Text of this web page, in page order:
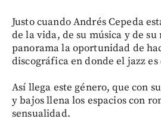
Justo cuando Andrés Cepeda
de la vida, de su música y de
panorama la oportunidad de
discográfica en donde el jazz
Así llega este género, que con
y bajos llena los espacios con
sensualidad.